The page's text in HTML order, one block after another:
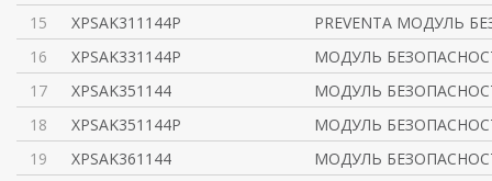
15
XPSAK311144P
PREVENTA МОДУЛЬ
16
XPSAK331144P
МОДУЛЬ
17
XPSAK351144
МОДУЛЬ
18
XPSAK351144P
МОДУЛЬ
19
XPSAK361144
МОДУЛЬ